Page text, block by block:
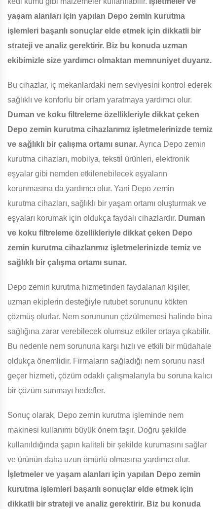
yaşam alanları için yapılan Depo zemin kurutma
işlemleri başarılı sonuçlar elde etmek için dikkatli bir
strateji ve analiz gerektirir. Biz bu konuda uzman
ekibimizle size yardımcı olmaktan memnuniyet duyarız.
Bu cihazlar, iç mekanlardaki nem seviyesini kontrol ederek
sağlıklı ve konforlu bir ortam yaratmaya yardımcı olur.
Duman ve koku filtreleme özellikleriyle dikkat çeken
Depo zemin kurutma cihazlarımız işletmelerinizde temiz
ve sağlıklı bir çalışma ortamı sunar.Ayrıca Depo zemin
kurutma cihazları, mobilya, tekstil ürünleri, elektronik
eşyalar gibi nemden etkilenebilecek eşyaların
korunmasına da yardımcı olur. Yani Depo zemin
kurutma cihazları, sağlıklı bir yaşam ortamı oluşturmak ve
eşyaları korumak için oldukça faydalı cihazlardır. Duman
ve koku filtreleme özellikleriyle dikkat çeken Depo
zemin kurutma cihazlarımız işletmelerinizde temiz ve
sağlıklı bir çalışma ortamı sunar.
Depo zemin kurutma hizmetinden faydalanan kişiler,
uzman ekiplerin desteğiyle rutubet sorununu kökten
çözmüş olurlar. Nem sorununun çözülmemesi halinde bina
sağlığına zarar verebilecek olumsuz etkiler ortaya çıkabilir.
Bu nedenle nem sorununa karşı hızlı ve etkili bir müdahale
oldukça önemlidir. Firmaların sağladığı nem sorunu nasıl
geçer hizmeti, çözüm odaklı çalışmalarıyla bu soruna kalıcı
bir çözüm sunmayı hedefler.
Sonuç olarak, Depo zemin kurutma işleminde nem
makinesi kullanımı büyük önem taşır. Doğru şekilde
kullanıldığında şapın kaliteli bir şekilde kurumasını sağlar
ve ürünün daha uzun ömürlü olmasına yardımcı olur.
İşletmeler ve yaşam alanları için yapılan Depo zemin
kurutma işlemleri başarılı sonuçlar elde etmek için
dikkatli bir strateji ve analiz gerektirir. Biz bu konuda